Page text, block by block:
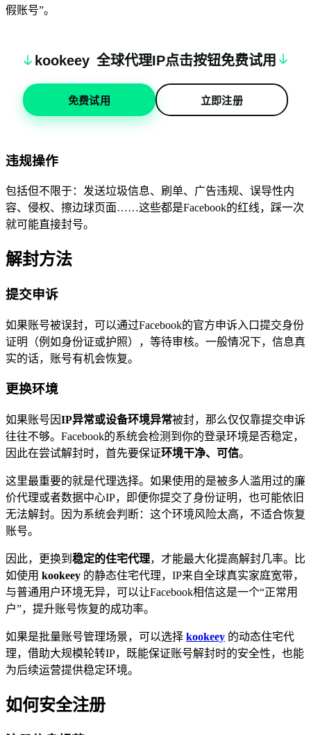
假账号”。
kookeey 全球代理IP点击按钮免费试用
免费试用 立即注册
违规操作
包括但不限于：发送垃圾信息、刷单、广告违规、误导性内
容、侵权、擦边球页面……这些都是Facebook的红线，踩一次
就可能直接封号。
解封方法
提交申诉
如果账号被误封，可以通过Facebook的官方申诉入口提交身份
证明（例如身份证或护照），等待审核。一般情况下，信息真
实的话，账号有机会恢复。
更换环境
如果账号因IP异常或设备环境异常被封，那么仅仅靠提交申诉
往往不够。Facebook的系统会检测到你的登录环境是否稳定，
因此在尝试解封时，首先要保证环境干净、可信。
这里最重要的就是代理选择。如果使用的是被多人滥用过的廉
价代理或者数据中心IP，即便你提交了身份证明，也可能依旧
无法解封。因为系统会判断：这个环境风险太高，不适合恢复
账号。
因此，更换到 稳定的住宅代理，才能最大化提高解封几率。比
如使用 kookeey 的静态住宅代理，IP来自全球真实家庭宽带，
与普通用户环境无异，可以让Facebook相信这是一个“正常用
户”，提升账号恢复的成功率。
如果是批量账号管理场景，可以选择 kookeey 的动态住宅代
理，借助大规模轮转IP，既能保证账号解封时的安全性，也能
为后续运营提供稳定环境。
如何安全注册